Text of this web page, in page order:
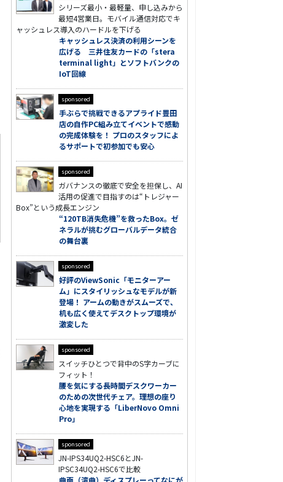
シリーズ最小・最軽量、申し込みから
最短4営業日。モバイル通信対応でキ
ャッシュレス導入のハードルを下げる
キャッシュレス決済の利用シーンを
広げる 三井住友カードの「stera
terminal light」とソフトバンクの
IoT回線
sponsored
手ぶらで挑戦できるアプライド豊田
店の自作PC組み立てイベントで感動
の完成体験を！ プロのスタッフによ
るサポートで初参加でも安心
sponsored
ガバナンスの徹底で安全を担保し、AI
活用の促進で目指すのは“トレジャー
Box”という成長エンジン
“120TB消失危機”を救ったBox。ゼ
ネラルが挑むグローバルデータ統合
の舞台裏
sponsored
好評のViewSonic「モニターアー
ム」にスタイリッシュなモデルが新
登場！ アームの動きがスムーズで、
机も広く使えてデスクトップ環境が
激変した
sponsored
スイッチひとつで背中のS字カーブに
フィット！
腰を気にする長時間デスクワーカー
のための次世代チェア。理想の座り
心地を実現する「LiberNovo Omni
Pro」
sponsored
JN-IPS34UQ2-HSC6とJN-
IPSC34UQ2-HSC6で比較
曲面（湾曲）ディスプレーってなにが